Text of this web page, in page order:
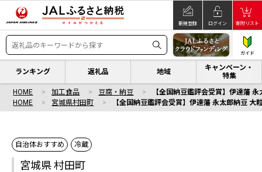
新規登録 ログイン 寄附リスト
ガイド
ランキング 返礼品 地域
キャンペーン・
特集
HOME 加工食品 豆腐・納豆
【全国納豆鑑評会受賞】伊達藩
HOME
宮城県村田町 【全国納豆鑑評会受賞】伊達藩 永太郎納豆
自治体おすすめ 冷蔵
宮城県 村田町